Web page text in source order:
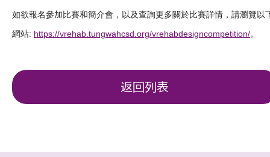
如欲報名參加比賽和簡介會，以及查詢更多關於比賽詳情，請瀏覽以
網站: https://vrehab.tungwahcsd.org/vrehabdesigncompetition/。
返回列表